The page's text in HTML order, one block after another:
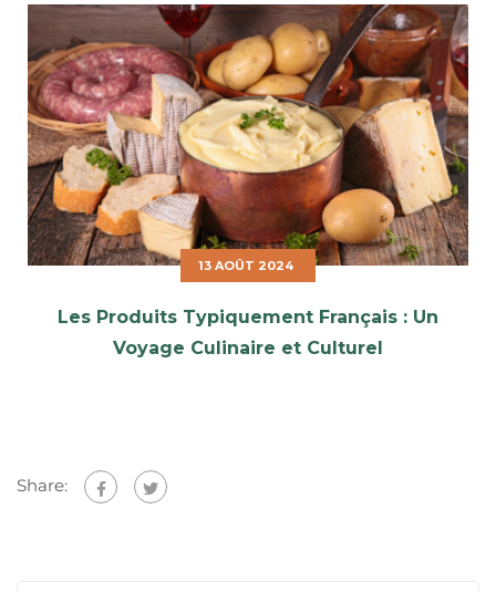
13 AOÛT 2024
Les Produits Typiquement Français : Un
Voyage Culinaire et Culturel
Share: